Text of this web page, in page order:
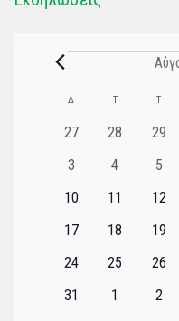
Ημερολόγιο
του
Εκδηλώσεις
Δ Τ Τ
0
27
0
28
0
29
0
3
0
4
0
5
0
10
0
11
0
12
0
17
0
18
0
19
0
24
0
25
0
26
0
31
0
1
0
2